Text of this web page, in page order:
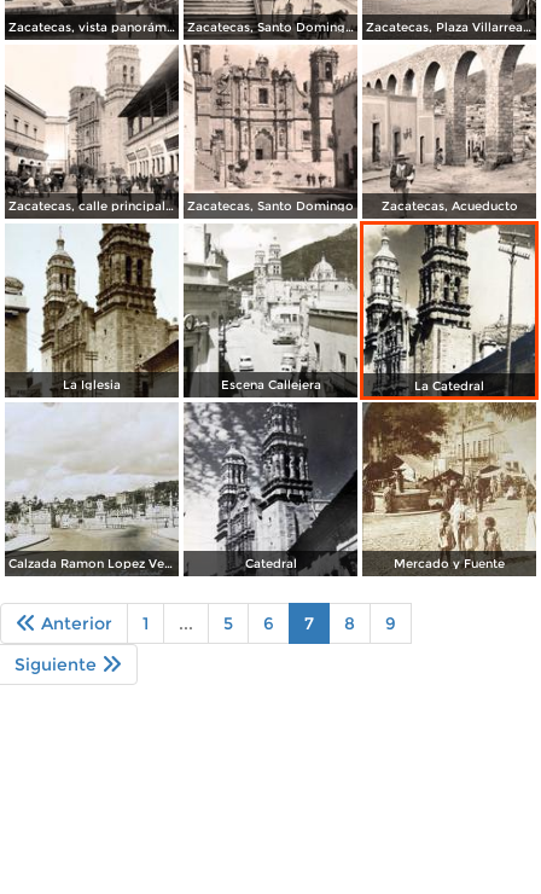
Zacatecas, vista panorámica con Acueducto Zacatecas, Santo Domingo, 1886 Zacatecas, Plaza Villarreal, 1886
Zacatecas, calle principal y mercado, al fondo la Catedral Zacatecas, Santo Domingo Zacatecas, Acueducto
La Iglesia Escena Callejera La Catedral
Calzada Ramon Lopez Velarde Catedral Mercado y Fuente
Anterior 1 ... 5 6 7 8
9
Siguiente